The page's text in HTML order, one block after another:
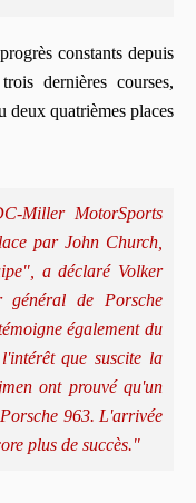
constants depuis
dernières courses,
quatrièmes places
Miller MotorSports
par John Church,
a déclaré Volker
général de Porsche
également du
que suscite la
ont prouvé qu'un
963. L'arrivée
plus de succès."